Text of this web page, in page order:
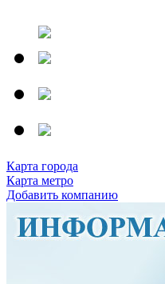
Карта города
Карта метро
Добавить компанию